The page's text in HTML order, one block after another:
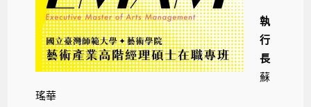
執
行
長
蘇
瑤華